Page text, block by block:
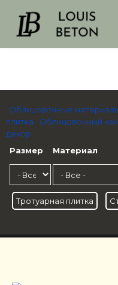
Облицовочные
плитка
Облицовочный
декор
Размер
Материал
Тротуарная плитка